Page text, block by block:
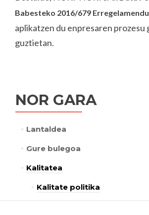
Babesteko 2016/679
aplikatzen du enpresaren prozesu
guztietan.
NOR GARA
Lantaldea
Gure bulegoa
Kalitatea
Kalitate politika